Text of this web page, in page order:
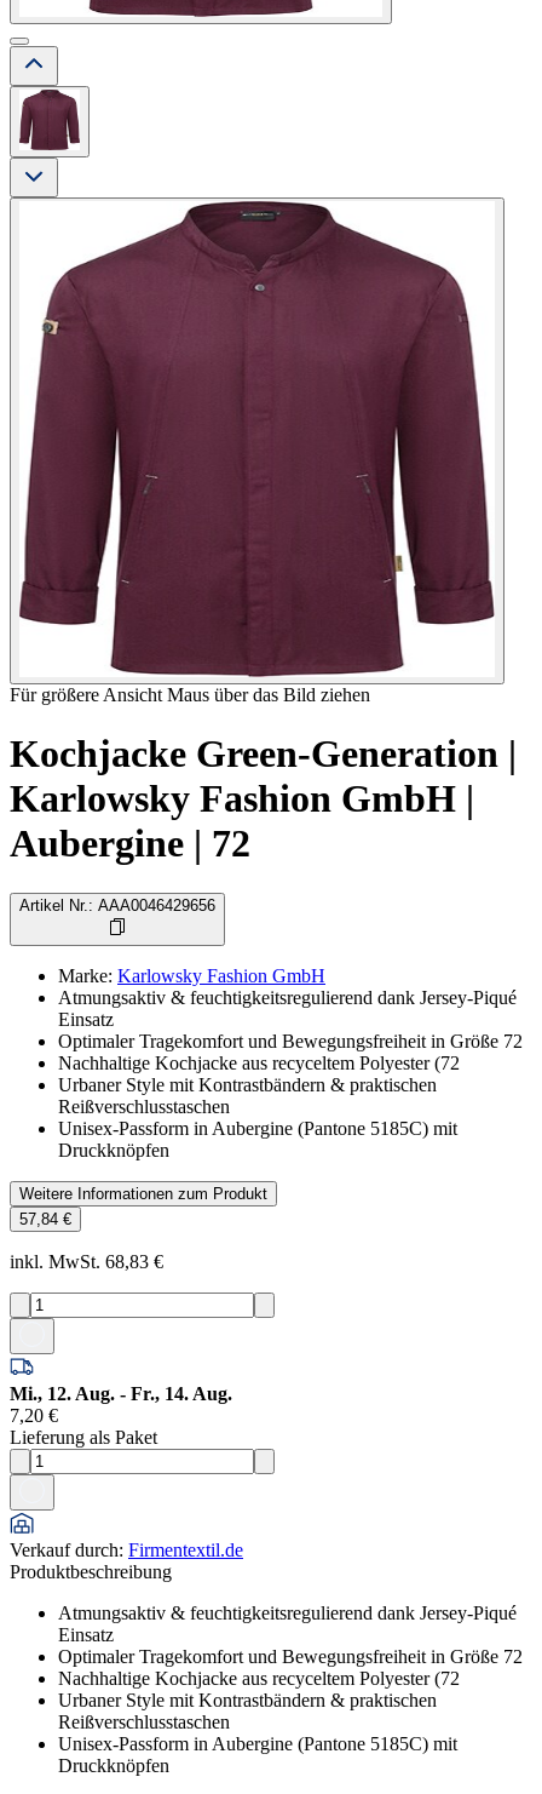
Für größere Ansicht Maus über das Bild ziehen
Kochjacke Green-Generation |
Karlowsky Fashion GmbH |
Aubergine | 72
Artikel Nr. : AAA0046429656
Marke: Karlowsky Fashion GmbH
Atmungsaktiv & feuchtigkeitsregulierend dank Jersey-Piqué
Einsatz
Optimaler Tragekomfort und Bewegungsfreiheit in Größe 72
Nachhaltige Kochjacke aus recyceltem Polyester (72
Urbaner Style mit Kontrastbändern & praktischen
Reißverschlusstaschen
Unisex-Passform in Aubergine (Pantone 5185C) mit
Druckknöpfen
Weitere Informationen zum Produkt
57,84 €
inkl. MwSt. 68,83 €
Mi., 12. Aug. - Fr., 14. Aug.
7,20 €
Lieferung als Paket
Verkauf durch: Firmentextil.de
Produktbeschreibung
Atmungsaktiv & feuchtigkeitsregulierend dank Jersey-Piqué
Einsatz
Optimaler Tragekomfort und Bewegungsfreiheit in Größe 72
Nachhaltige Kochjacke aus recyceltem Polyester (72
Urbaner Style mit Kontrastbändern & praktischen
Reißverschlusstaschen
Unisex-Passform in Aubergine (Pantone 5185C) mit
Druckknöpfen